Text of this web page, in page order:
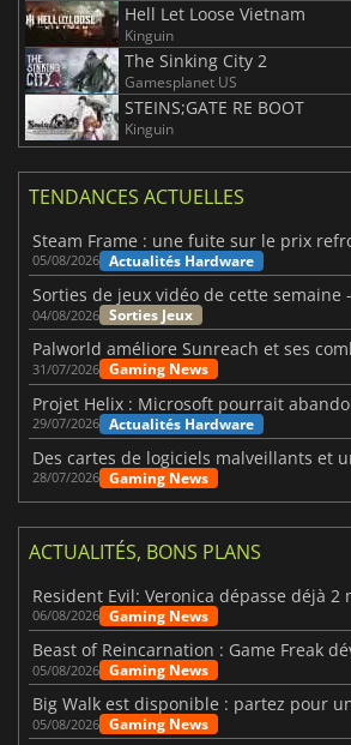
Hell Let Loose Vietnam
Kinguin
The Sinking City 2
Gamesplanet US
STEINS;GATE RE BOOT
Kinguin
TENDANCES ACTUELLES
05/08/2026 Actualités Hardware
04/08/2026 Sorties Jeux
Palworld améliore Sunreach et ses
31/07/2026 Gaming News
Projet Helix : Microsoft pourrait
29/07/2026 Actualités Hardware
28/07/2026 Gaming News
ACTUALITÉS, BONS PLANS
06/08/2026 Gaming News
05/08/2026 Gaming News
05/08/2026 Gaming News